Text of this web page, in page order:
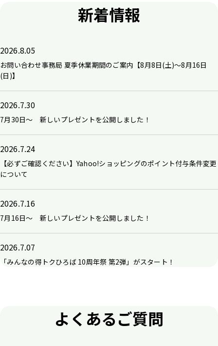
新着情報
2026.8.05
お問い合わせ事務局 夏季休業期間のご案内【8月8日(土)～8月16日
(日)】
2026.7.30
7月30日～ 新しいプレゼントを公開しました！
2026.7.24
【必ずご確認ください】Yahoo!ショッピングのポイント付与条件変更
について
2026.7.16
7月16日～ 新しいプレゼントを公開しました！
2026.7.07
「みんなの得トクひろば 10周年祭 第2弾」がスタート！
よくあるご質問